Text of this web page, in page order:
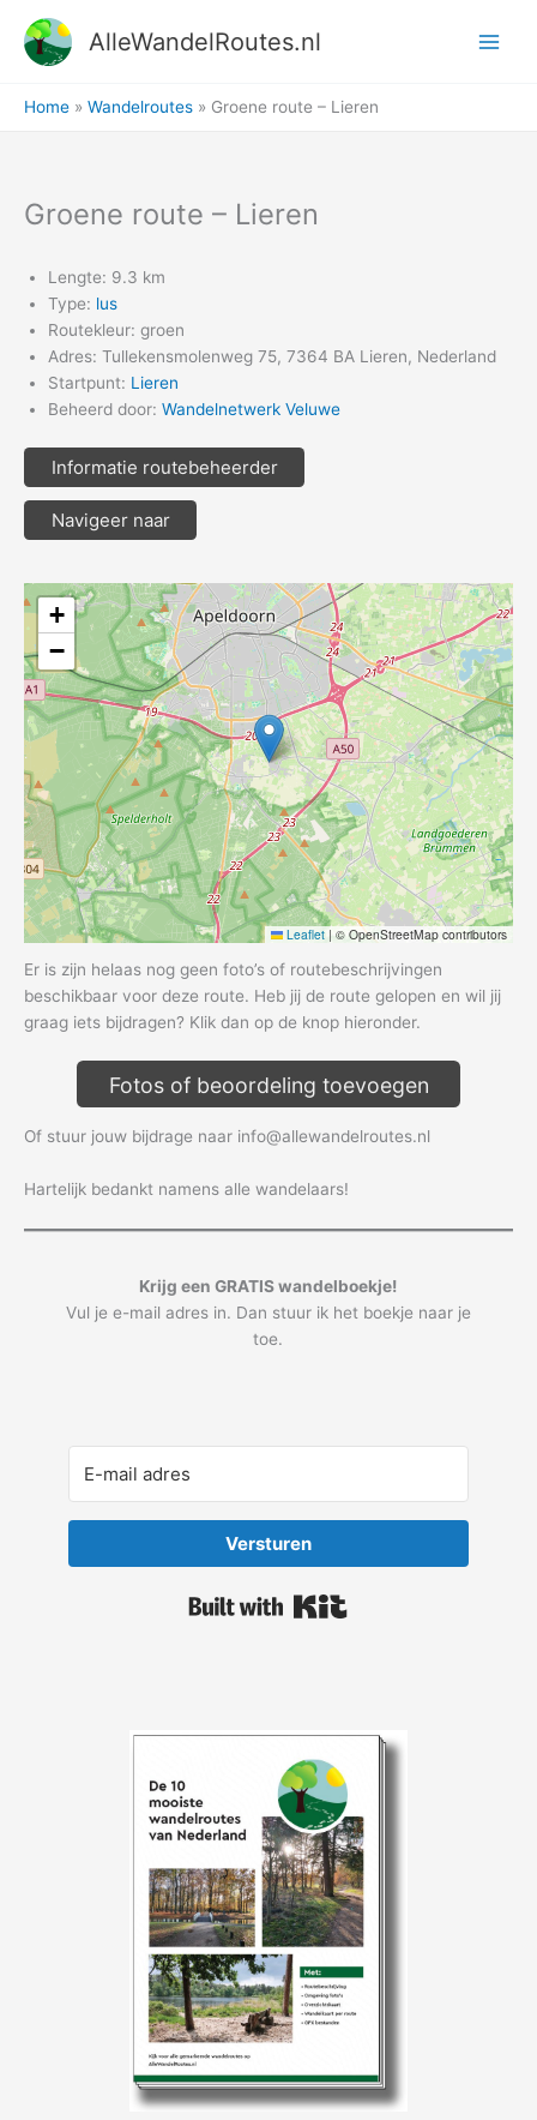
naar
AlleWandelRoutes.nl
Home Wandelroutes Groene route – Lieren
Groene route – Lieren
Lengte: 9.3 km
Type: lus
Routekleur: groen
Adres: Tullekensmolenweg 75, 7364 BA Lieren, Nederland
Startpunt: Lieren
Beheerd door: Wandelnetwerk Veluwe
Informatie routebeheerder
Navigeer naar
+
−
Leaflet | © OpenStreetMap contributors
Er is zijn helaas nog geen foto’s of routebeschrijvingen
beschikbaar voor deze route. Heb jij de route gelopen en wil jij
graag iets bijdragen? Klik dan op de knop hieronder.
Fotos of beoordeling toevoegen
Of stuur jouw bijdrage naar info@allewandelroutes.nl
Hartelijk bedankt namens alle wandelaars!
Krijg een GRATIS wandelboekje!
Vul je e-mail adres in. Dan stuur ik het boekje naar je
toe.
Versturen